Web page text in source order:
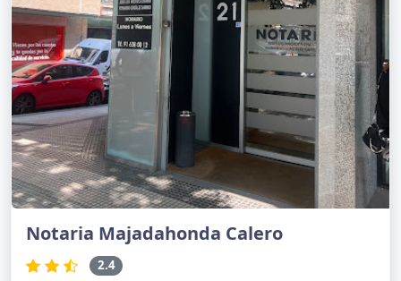
Notaria Majadahonda Calero
2.4